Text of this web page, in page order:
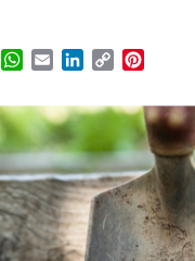
Facebook
WhatsApp
EmailLinkedIn
Copy